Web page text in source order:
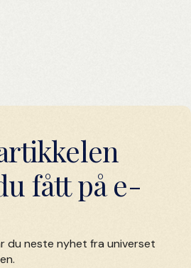
fått på e-
du neste nyhet fra universet